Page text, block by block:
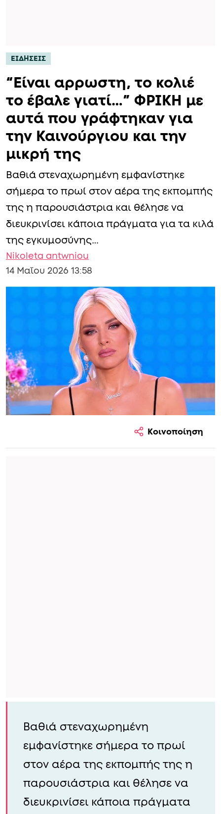
ΕΙΔΗΣΕΙΣ
“Είναι αρρωστη, το κολιέ
το έβαλε γιατί…” ΦΡΙΚΗ με
αυτά που γράφτηκαν για
την Καινούργιου και την
μικρή της
Βαθιά στεναχωρημένη εμφανίστηκε
σήμερα το πρωί στον αέρα της εκπομπής
της η παρουσιάστρια και θέλησε να
διευκρινίσει κάποια πράγματα για τα κιλά
της εγκυμοσύνης…
Nikoleta antwniou
14 Μαΐου 2026 13:58
Κοινοποίηση
Βαθιά στεναχωρημένη
εμφανίστηκε σήμερα το πρωί
στον αέρα της εκπομπής της η
παρουσιάστρια και θέλησε να
διευκρινίσει κάποια πράγματα